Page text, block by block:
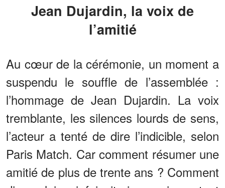
Jean Dujardin, la voix de
l’amitié
Au cœur de la cérémonie, un moment a
suspendu le souffle de l’assemblée :
l’hommage de Jean Dujardin. La voix
tremblante, les silences lourds de sens,
l’acteur a tenté de dire l’indicible, selon
Paris Match. Car comment résumer une
amitié de plus de trente ans ? Comment